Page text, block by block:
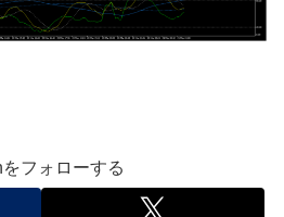
フォローする